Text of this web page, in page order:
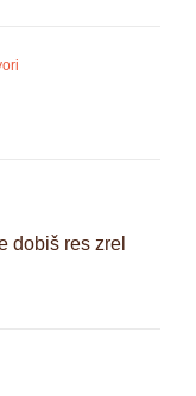
dobiš res zrel